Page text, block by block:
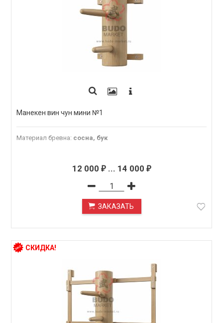
Манекен вин чун мини №1
Материал бревна: сосна, бук
12 000 ₽... 14 000 ₽
ЗАКАЗАТЬ
СКИДКА!